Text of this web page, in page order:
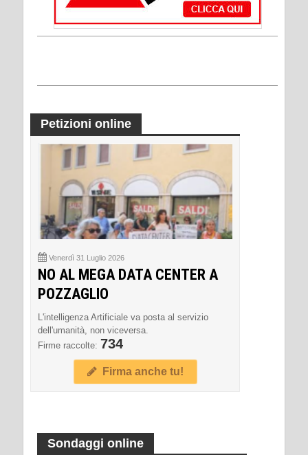
Petizioni online
Venerdì 31 Luglio 2026
NO AL MEGA DATA CENTER A
POZZAGLIO
L'intelligenza Artificiale va posta al servizio
dell'umanità, non viceversa.
Firme raccolte: 734
Firma anche tu!
Sondaggi online